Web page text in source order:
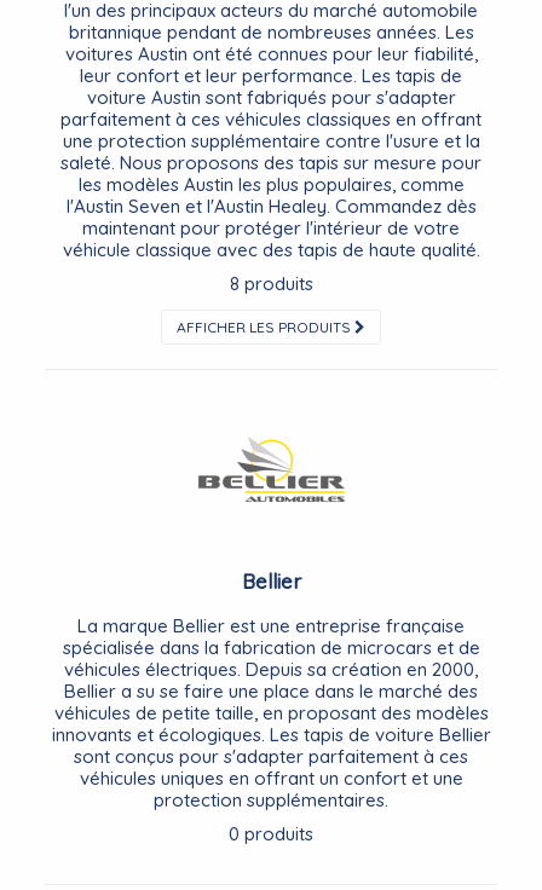
l'un des principaux acteurs du marché automobile
britannique pendant de nombreuses années. Les
voitures Austin ont été connues pour leur fiabilité,
leur confort et leur performance. Les tapis de
voiture Austin sont fabriqués pour s'adapter
parfaitement à ces véhicules classiques en offrant
une protection supplémentaire contre l'usure et la
saleté. Nous proposons des tapis sur mesure pour
les modèles Austin les plus populaires, comme
l'Austin Seven et l'Austin Healey. Commandez dès
maintenant pour protéger l'intérieur de votre
véhicule classique avec des tapis de haute qualité.
8 produits
AFFICHER LES PRODUITS
Bellier
La marque Bellier est une entreprise française
spécialisée dans la fabrication de microcars et de
véhicules électriques. Depuis sa création en 2000,
Bellier a su se faire une place dans le marché des
véhicules de petite taille, en proposant des modèles
innovants et écologiques. Les tapis de voiture Bellier
sont conçus pour s'adapter parfaitement à ces
véhicules uniques en offrant un confort et une
protection supplémentaires.
0 produits